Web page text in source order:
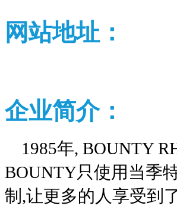
网站地址：
企业简介：
1985年, BOUNTY
BOUNTY只使用当季
制,让更多的人享受到